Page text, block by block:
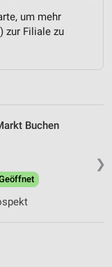
um mehr
zur Filiale zu
❯
Buchen